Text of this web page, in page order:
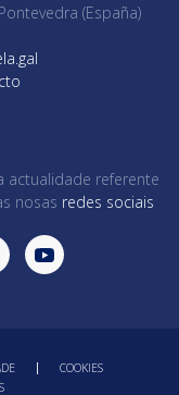
(España)
actualidade referente
nosas redes sociais
COOKIES